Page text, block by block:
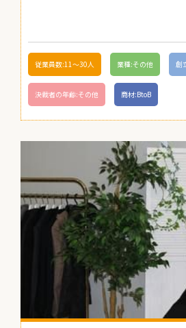
従業員数:11〜30人 業種:その他 創
決裁者の年齢:その他 商材:BtoB